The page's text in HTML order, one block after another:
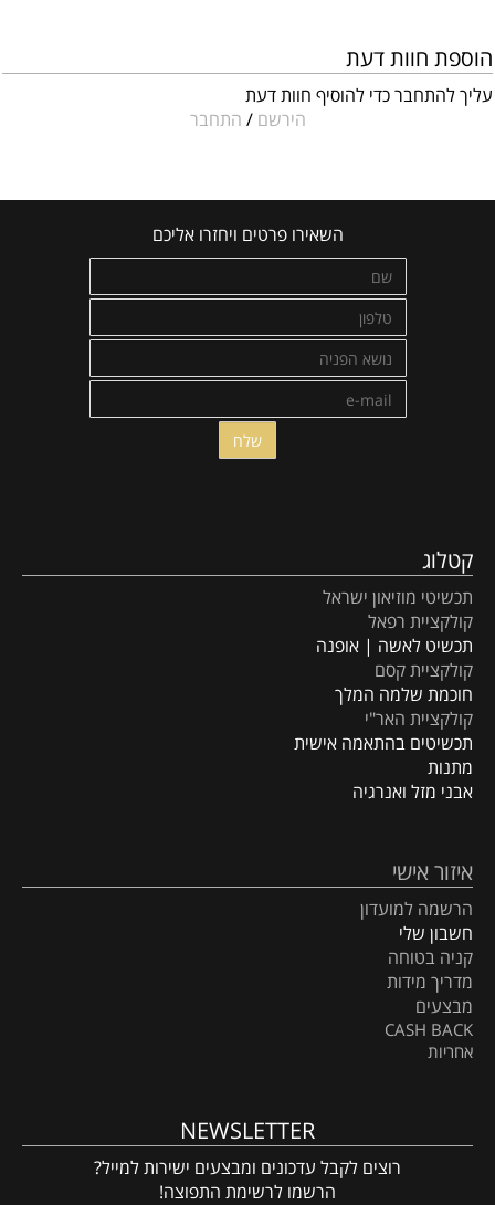
הוספת חוות דעת
עליך להתחבר כדי להוסיף חוות דעת
הירשם / התחבר
השאירו פרטים ויחזרו אליכם
קטלוג
תכשיטי מוזיאון ישראל
קולקציית רפאל
תכשיט לאשה | אופנה
קולקציית קסם
חוכמת שלמה המלך
קולקציית האר"י
תכשיטים בהתאמה אישית
מתנות
אבני מזל ואנרגיה
איזור אישי
הרשמה למועדון
חשבון שלי
קניה בטוחה
מדריך מידות
מבצעים
CASH BACK
אחריות
NEWSLETTER
רוצים לקבל עדכונים ומבצעים ישירות למייל?
הרשמו לרשימת התפוצה!